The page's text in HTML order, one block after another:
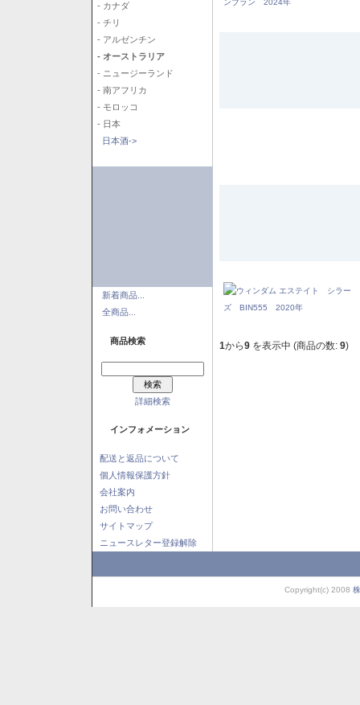
- カナダ
- チリ
- アルゼンチン
- オーストラリア
- ニュージーランド
- 南アフリカ
- モロッコ
- 日本
日本酒->
新着商品...
全商品...
商品検索
詳細検索
インフォメーション
配送と返品について
個人情報保護方針
会社案内
お問い合わせ
サイトマップ
ニュースレター登録解除
1から9 を表示中 (商品の数: 9)
Copyright(c) 2008